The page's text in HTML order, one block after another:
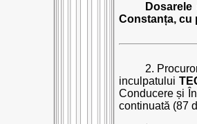
Constanța, cu
2.
inculpatului
Conducere și
continuată (87